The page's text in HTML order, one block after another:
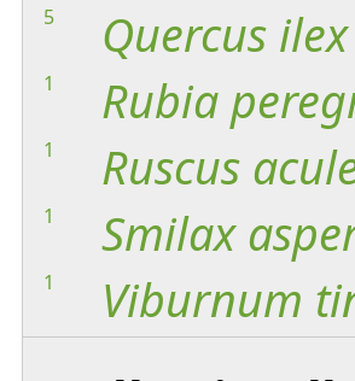
5 Quercus ilex
1 Rubia
1 Ruscus
1 Smilax
1 Viburnum